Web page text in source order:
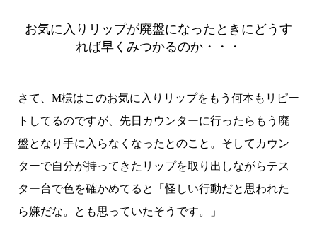
お気に入りリップが廃盤になったときにどうす
れば早くみつかるのか・・・
さて、M様はこのお気に入りリップをもう何本もリピー
トしてるのですが、先日カウンターに行ったらもう廃
盤となり手に入らなくなったとのこと。そしてカウン
ターで自分が持ってきたリップを取り出しながらテス
ター台で色を確かめてると「怪しい行動だと思われた
ら嫌だな。とも思っていたそうです。」